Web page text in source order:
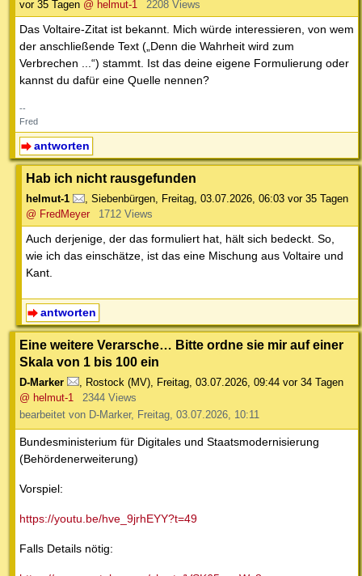
vor 35 Tagen @ helmut-1 2208 Views
Das Voltaire-Zitat ist bekannt. Mich würde interessieren, von wem
der anschließende Text („Denn die Wahrheit wird zum
Verbrechen ...“) stammt. Ist das deine eigene Formulierung oder
kannst du dafür eine Quelle nennen?
--
Fred
antworten
Hab ich nicht rausgefunden
helmut-1 , Siebenbürgen, Freitag, 03.07.2026, 06:03 vor 35 Tagen
@ FredMeyer
1712 Views
Auch derjenige, der das formuliert hat, hält sich bedeckt. So,
wie ich das einschätze, ist das eine Mischung aus Voltaire und
Kant.
antworten
Eine weitere Verarsche… Bitte ordne sie mir auf einer
Skala von 1 bis 100 ein
D-Marker Rostock (MV) Freitag, 03.07.2026, 09:44 vor 34 Tagen
@ helmut-1
2344 Views
bearbeitet von D-Marker, Freitag, 03.07.2026, 10:11
Bundesministerium für Digitales und Staatsmodernisierung
(Behördenerweiterung)
Vorspiel:
https://youtu.be/hve_9jrhEYY?t=49
Falls Details nötig: